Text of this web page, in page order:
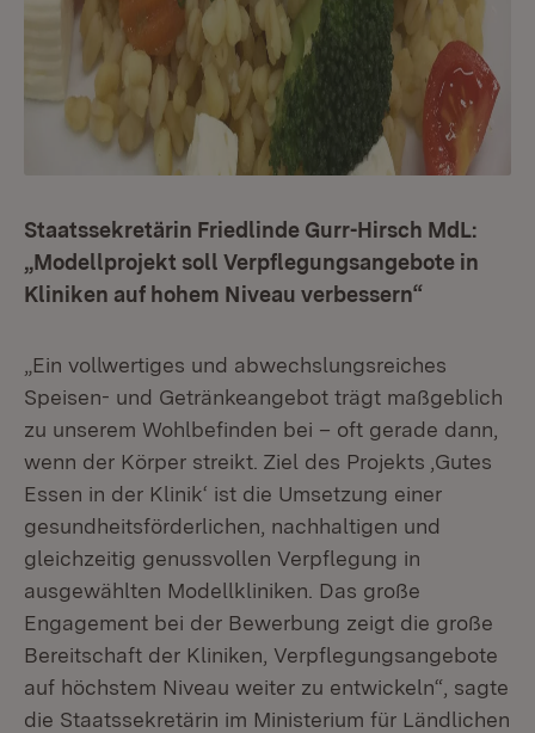
Staatssekretärin Friedlinde Gurr-Hirsch MdL:
„Modellprojekt soll Verpflegungsangebote in
Kliniken auf hohem Niveau verbessern“
„Ein vollwertiges und abwechslungsreiches
Speisen- und Getränkeangebot trägt maßgeblich
zu unserem Wohlbefinden bei – oft gerade dann,
wenn der Körper streikt. Ziel des Projekts ‚Gutes
Essen in der Klinik‘ ist die Umsetzung einer
gesundheitsförderlichen, nachhaltigen und
gleichzeitig genussvollen Verpflegung in
ausgewählten Modellkliniken. Das große
Engagement bei der Bewerbung zeigt die große
Bereitschaft der Kliniken, Verpflegungsangebote
auf höchstem Niveau weiter zu entwickeln“, sagte
die Staatssekretärin im Ministerium für Ländlichen